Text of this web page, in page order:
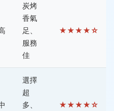
炭烤
香氣
足、
服務
佳
★★★★☆
選擇
超
多、
★★★★☆